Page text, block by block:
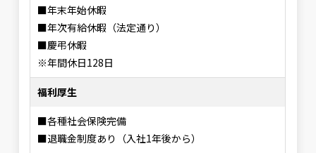
■年末年始休暇
■年次有給休暇（法定通り）
■慶弔休暇
※年間休日128日
福利厚生
■各種社会保険完備
■退職金制度あり（入社1年後から）